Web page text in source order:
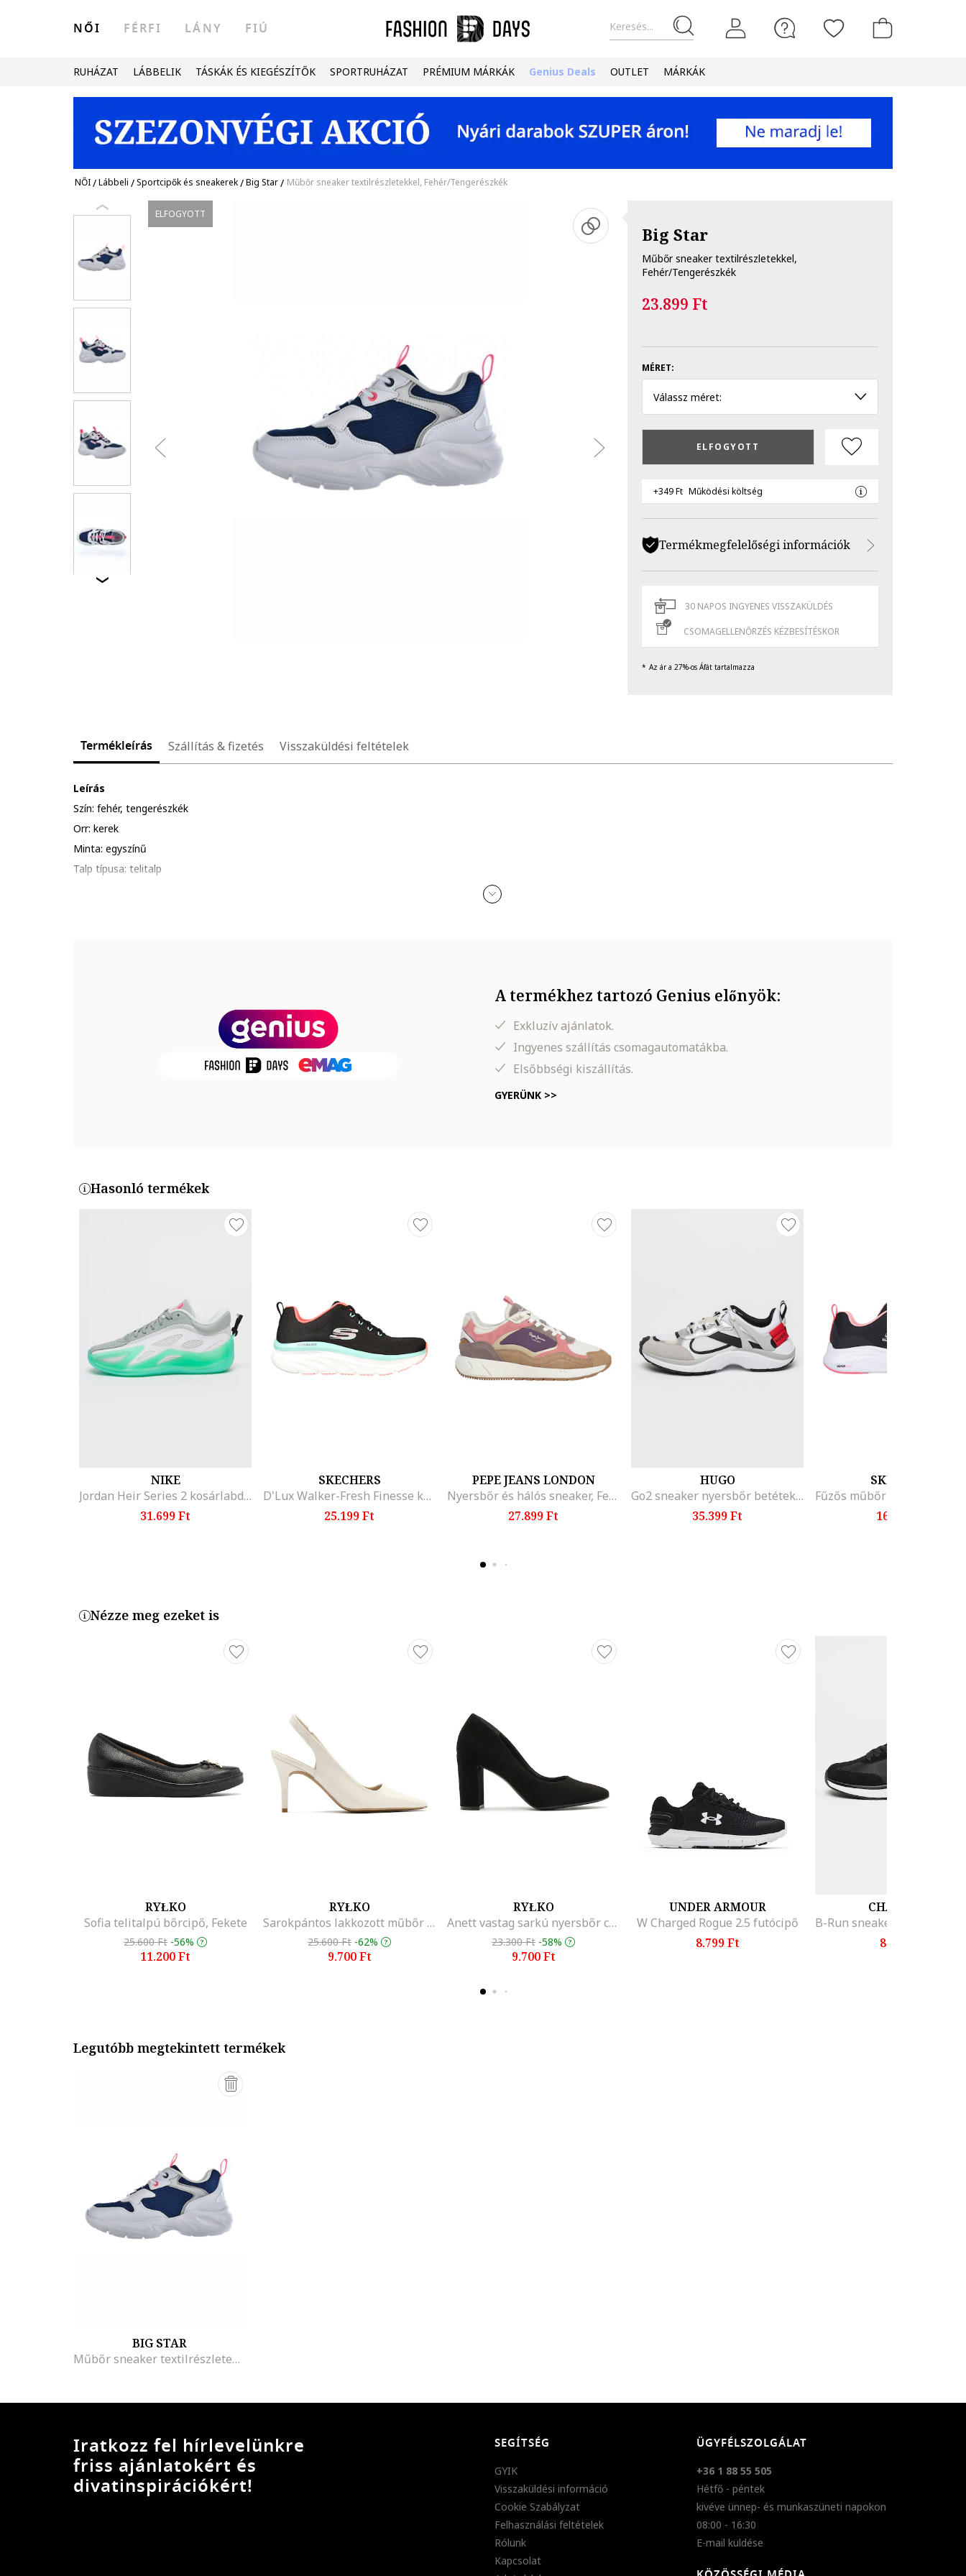
Keresés...
NŐI FÉRFI LÁNY FIÚ
RUHÁZAT LÁBBELIK TÁSKÁK ÉS KIEGÉSZÍTŐK SPORTRUHÁZAT PRÉMIUM MÁRKÁK Genius Deals OUTLET MÁRKÁK
NŐI/Lábbeli /Sportcipők és sneakerek/Big Star/ Műbőr sneaker textilrészletekkel, Fehér/Tengerészkék
ELFOGYOTT
Big Star
Műbőr sneaker textilrészletekkel,
Fehér/Tengerészkék
23.899 Ft
MÉRET:
Válassz méret:
ELFOGYOTT
+349 Ft Működési költség
Termékmegfelelőségi információk
30 NAPOS INGYENES VISSZAKÜLDÉS
CSOMAGELLENŐRZÉS KÉZBESÍTÉSKOR
Az ár a 27%-os Áfát tartalmazza
Termékleírás Szállítás & fizetés Visszaküldési feltételek
Leírás
Szín: fehér, tengerészkék
Orr: kerek
Minta: egyszínű
Talp típusa: telitalp
A termékhez tartozó Genius előnyök:
Exkluzív ajánlatok.
Ingyenes szállítás csomagautomatákba.
Elsőbbségi kiszállítás.
GYERÜNK >>
Hasonló termékek
NIKE
Jordan Heir Series 2 kosárlabdacipő, Fehér/Zöld
31.699 Ft
SKECHERS
D'Lux Walker-Fresh Finesse kényelmes fazonú hálós sneaker, Fekete/Vízkék/Korallszín
25.199 Ft
PEPE JEANS LONDON
Nyersbőr és hálós sneaker, Fehér/Világosbarna/Ametisztlila
27.899 Ft
HUGO
Go2 sneaker nyersbőr betétekkel, Fehér/Szürke
35.399 Ft
SKECHERS
16.099 Ft
Nézze meg ezeket is
RYŁKO
Sofia telitalpú bőrcipő, Fekete
25.600 Ft -56%
11.200 Ft
RYŁKO
Sarokpántos lakkozott műbőr cipő, Krémszín
25.600 Ft -62%
9.700 Ft
RYŁKO
Anett vastag sarkú nyersbőr cipő, Fekete
23.300 Ft -58%
9.700 Ft
UNDER ARMOUR
W Charged Rogue 2.5 futócipő
8.799 Ft
CHAMPION
8.999 Ft
Legutóbb megtekintett termékek
BIG STAR
Műbőr sneaker textilrészletekkel, Fehér/Tengerészkék
Iratkozz fel hírlevelünkre
friss ajánlatokért és
divatinspirációkért!
SEGÍTSÉG
GYIK
Visszaküldési információ
Cookie Szabályzat
Felhasználási feltételek
Rólunk
Kapcsolat
ÜGYFÉLSZOLGÁLAT
+36 1 88 55 505
Hétfő - péntek
kivéve ünnep- és munkaszüneti napokon
08:00 - 16:30
E-mail küldése